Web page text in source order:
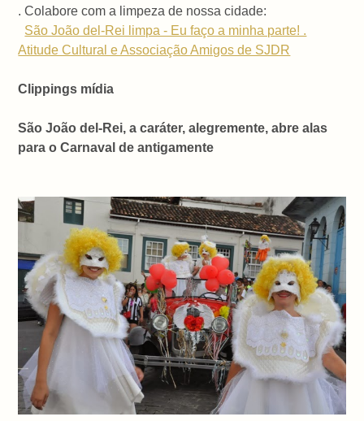
. Colabore com a limpeza de nossa cidade:
São João del-Rei limpa - Eu faço a minha parte! .
Atitude Cultural e Associação Amigos de SJDR
Clippings mídia
São João del-Rei, a caráter, alegremente, abre alas
para o Carnaval de antigamente